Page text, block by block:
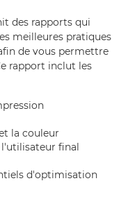
des rapports qui
meilleures pratiques
de vous permettre
rapport inclut les
la couleur
final
d'optimisation